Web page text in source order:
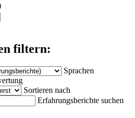
filtern:
Sprachen
Sortieren nach
Erfahrungsberichte suchen